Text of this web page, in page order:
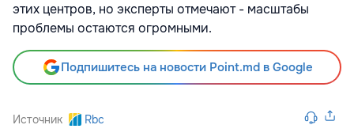
этих центров, но эксперты отмечают - масштабы
проблемы остаются огромными.
Подпишитесь на новости Point.md в Google
Источник Rbc